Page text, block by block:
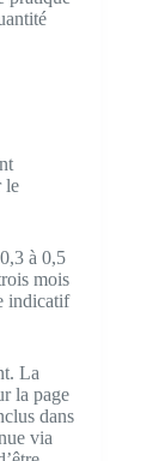
le
à 0,5
mois
indicatif
La
la page
dans
via